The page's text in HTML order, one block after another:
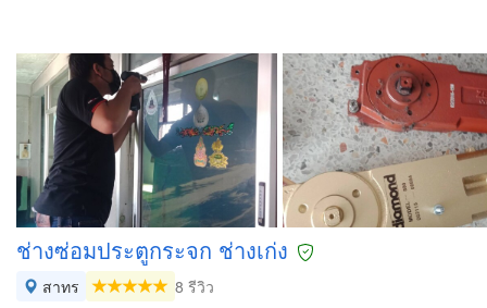
ช่างซ่อมประตูกระจก ช่างเก่ง
สาทร
8 รีวิว